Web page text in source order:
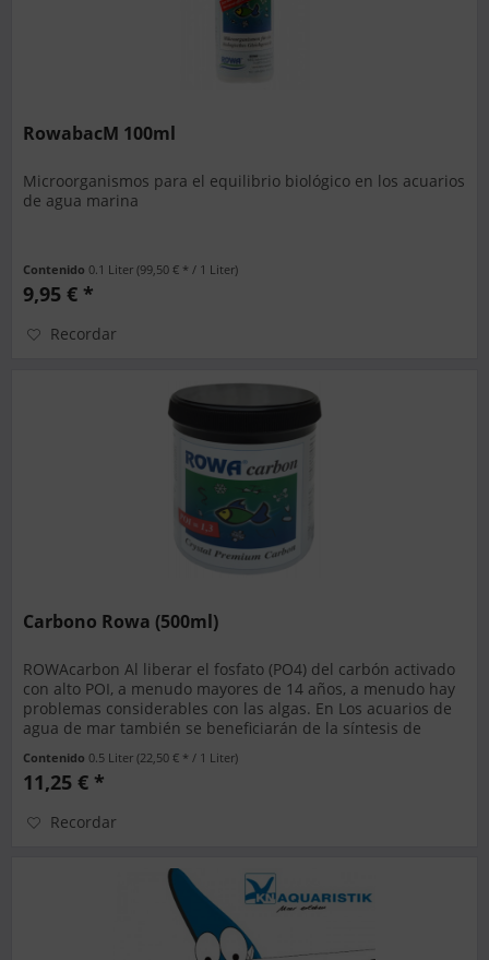
RowabacM 100ml
Microorganismos para el equilibrio biológico en los acuarios
de agua marina
Contenido 0.1 Liter(99,50 € * / 1 Liter)
9,95 € *
Recordar
Carbono Rowa (500ml)
ROWAcarbon Al liberar el fosfato (PO4) del carbón activado
con alto POI, a menudo mayores de 14 años, a menudo hay
problemas considerables con las algas. En Los acuarios de
agua de mar también se beneficiarán de la síntesis de
Contenido 0.5 Liter(22,50 € * / 1 Liter)
11,25 € *
Recordar